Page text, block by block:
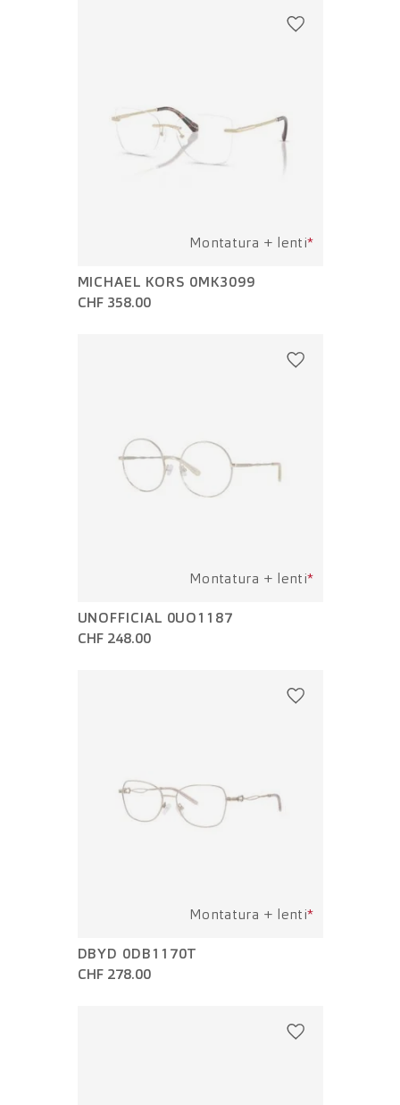
Montatura + lenti*
MICHAEL KORS 0MK3099
CHF 358.00
Montatura + lenti*
UNOFFICIAL 0UO1187
CHF 248.00
Montatura + lenti*
DBYD 0DB1170T
CHF 278.00